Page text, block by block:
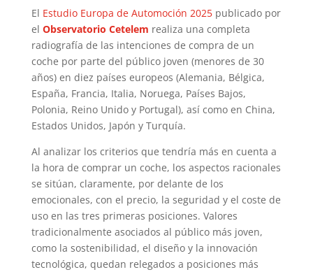
El Estudio Europa de Automoción 2025publicado por
el Observatorio Cetelem realiza una completa
radiografía de las intenciones de compra de un
coche por parte del público joven (menores de 30
años) en diez países europeos (Alemania, Bélgica,
España, Francia, Italia, Noruega, Países Bajos,
Polonia, Reino Unido y Portugal), así como en China,
Estados Unidos, Japón y Turquía.
Al analizar los criterios que tendría más en cuenta a
la hora de comprar un coche, los aspectos racionales
se sitúan, claramente, por delante de los
emocionales, con el precio, la seguridad y el coste de
uso en las tres primeras posiciones. Valores
tradicionalmente asociados al público más joven,
como la sostenibilidad, el diseño y la innovación
tecnológica, quedan relegados a posiciones más